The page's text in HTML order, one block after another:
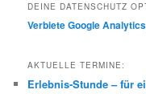
DEINE DATENSCHUTZ
Verbiete Google
AKTUELLE TERMINE:
Erlebnis-Stunde – für